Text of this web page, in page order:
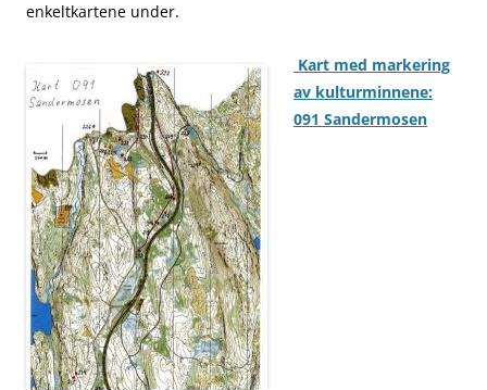
enkeltkartene under.
Kart med markering
av kulturminnene:
091 Sandermosen